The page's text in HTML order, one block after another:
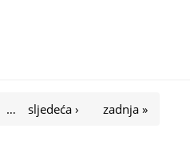
… sljedeća › zadnja »